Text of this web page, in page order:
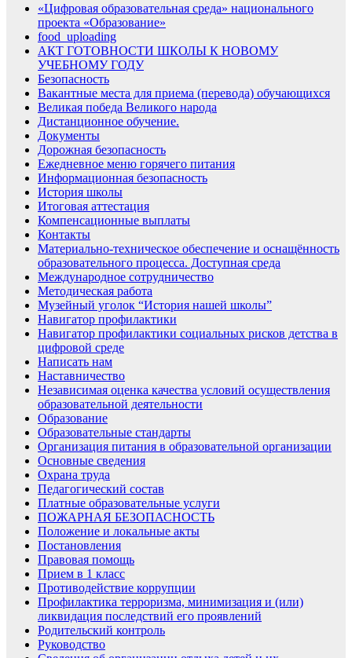
«Цифровая образовательная среда» национального
проекта «Образование»
food_uploading
АКТ ГОТОВНОСТИ ШКОЛЫ К НОВОМУ
УЧЕБНОМУ ГОДУ
Безопасность
Вакантные места для приема (перевода) обучающихся
Великая победа Великого народа
Дистанционное обучение.
Документы
Дорожная безопасность
Ежедневное меню горячего питания
Информационная безопасность
История школы
Итоговая аттестация
Компенсационные выплаты
Контакты
Материально-техническое обеспечение и оснащённость
образовательного процесса. Доступная среда
Международное сотрудничество
Методическая работа
Музейный уголок “История нашей школы”
Навигатор профилактики
Навигатор профилактики социальных рисков детства в
цифровой среде
Написать нам
Наставничество
Независимая оценка качества условий осуществления
образовательной деятельности
Образование
Образовательные стандарты
Организация питания в образовательной организации
Основные сведения
Охрана труда
Педагогический состав
Платные образовательные услуги
ПОЖАРНАЯ БЕЗОПАСНОСТЬ
Положение и локальные акты
Постановления
Правовая помощь
Прием в 1 класс
Противодействие коррупции
Профилактика терроризма, минимизация и (или)
ликвидация последствий его проявлений
Родительский контроль
Руководство